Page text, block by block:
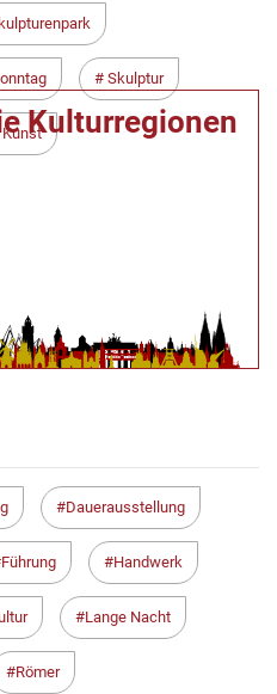
Skulptur
Weiter >
Kulturregionen
Dauerausstellung
Führung Handwerk
Lange Nacht
Römer